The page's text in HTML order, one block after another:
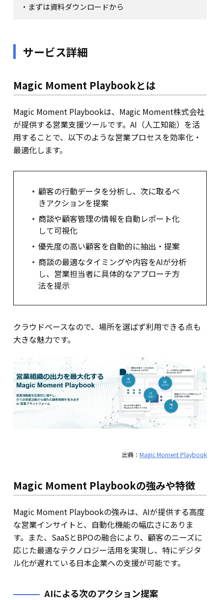
まずは資料ダウンロードから
サービス詳細
Magic Moment Playbookとは
Magic Moment Playbookは、Magic Moment株式会社
が提供する営業支援ツールです。AI（人工知能）を活
用することで、以下のような営業プロセスを効率化・
最適化します。
顧客の行動データを分析し、次に取るべ
きアクションを提案
商談や顧客管理の情報を自動レポート化
して可視化
優先度の高い顧客を自動的に抽出・提案
商談の最適なタイミングや内容をAIが分析
し、営業担当者に具体的なアプローチ方
法を提示
クラウドベースなので、場所を選ばず利用できる点も
大きな魅力です。
出典：Magic Moment Playbook
Magic Moment Playbookの強みや特徴
Magic Moment Playbookの強みは、AIが提供する高度
な営業インサイトと、自動化機能の幅広さにありま
す。また、SaaSとBPOの融合により、顧客のニーズに
応じた最適なテクノロジー活用を実現し、特にデジタ
ル化が遅れている日本企業への支援が可能です。
AIによる次のアクション提案